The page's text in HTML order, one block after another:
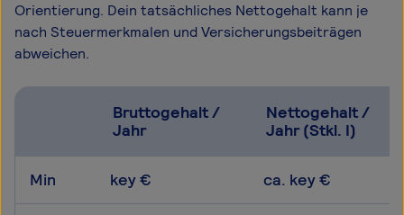
Orientierung. Dein tatsächliches Nettogehalt kann je
nach Steuermerkmalen und Versicherungsbeiträgen
abweichen.
Bruttogehalt /
Jahr
Nettogehalt /
Jahr (Stkl. I)
Min key € ca. key €